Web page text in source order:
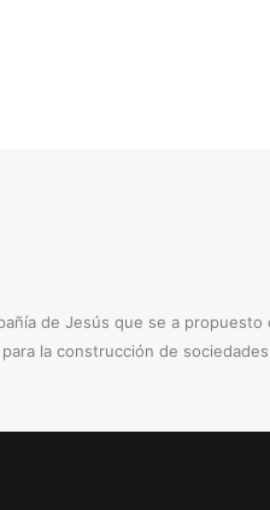
de Jesús que se a
la construcción de